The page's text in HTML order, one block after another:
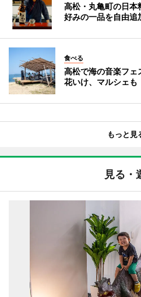
高松・丸亀町の日
好みの一品を自由追
食べる
高松で海の音楽フ
花いけ、マルシェも
もっと見
見る・